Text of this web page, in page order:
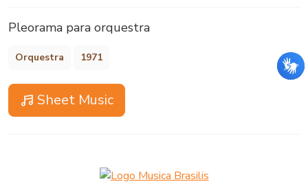
Pleorama para orquestra
Orquestra 1971
Sheet Music